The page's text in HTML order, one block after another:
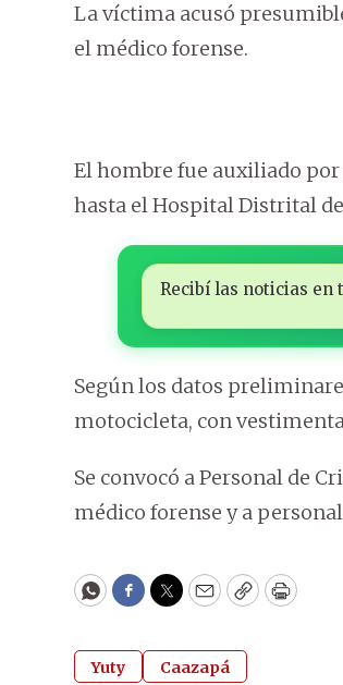
La víctima acusó
el médico forense.
El hombre fue auxiliado
hasta el Hospital Distrital
Recibí las noticias en
Según los datos
motocicleta, con
Se convocó a Personal de
médico forense y a
WhatsApp
Facebook
Twitter
EmailCopyPrint
Yuty Caazapá